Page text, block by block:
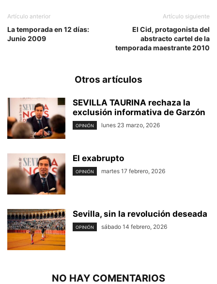
Artículo anterior
La temporada en 12 días:
Junio 2009
Artículo siguiente
El Cid, protagonista del
abstracto cartel de la
temporada maestrante 2010
Otros artículos
SEVILLA TAURINA rechaza la
exclusión informativa de Garzón
OPINIÓN lunes 23 marzo, 2026
El exabrupto
OPINIÓN martes 17 febrero, 2026
Sevilla, sin la revolución deseada
OPINIÓN sábado 14 febrero, 2026
NO HAY COMENTARIOS